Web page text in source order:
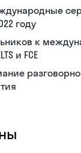
году
к
и FCE